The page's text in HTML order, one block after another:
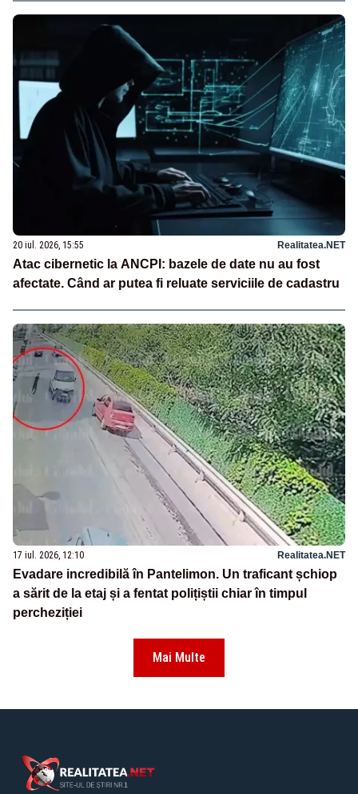
20 iul. 2026, 15:55 Realitatea.NET
Atac cibernetic la ANCPI: bazele de date nu au fost
afectate. Când ar putea fi reluate serviciile de cadastru
17 iul. 2026, 12:10 Realitatea.NET
Evadare incredibilă în Pantelimon. Un traficant șchiop
a sărit de la etaj și a fentat polițiștii chiar în timpul
percheziției
Mai Multe